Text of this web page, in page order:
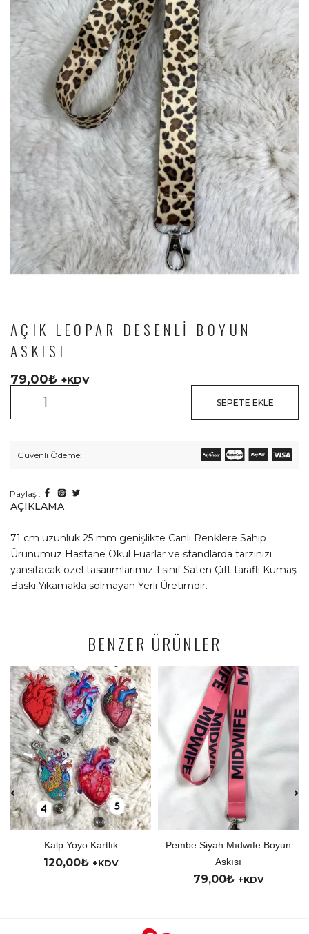
AÇIK LEOPAR DESENLI BOYUN
ASKISI
79,00₺ +KDV
SEPETE EKLE
Güvenli Ödeme:
Paylaş :
AÇIKLAMA
71 cm uzunluk 25 mm genişlikte Canlı Renklere Sahip
Ürünümüz Hastane Okul Fuarlar ve standlarda tarzınızı
yansıtacak özel tasarımlarımız 1.sınıf Saten Çift taraflı Kumaş
Baskı Yıkamakla solmayan Yerli Üretimdir.
BENZER ÜRÜNLER
Kalp Yoyo Kartlık
₺ +KDV
Pembe Siyah Mıdwıfe Boyun
+KDV